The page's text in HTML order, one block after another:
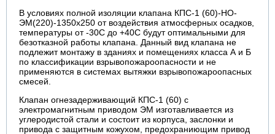
В условиях полной изоляции клапана КПС-1 (60)-НО-
ЭМ(220)-1350х250 от воздействия атмосферных осадков,
температуры от -30С до +40С будут оптимальными для
безотказной работы клапана. Данный вид клапана не
подлежит монтажу в зданиях и помещениях класса А и Б
по классификации взрывопожароопасности и не
применяются в системах вытяжки взрывопожароопасных
смесей.
Клапан огнезадерживающий КПС-1 (60) с
электромагнитным приводом ЭM изготавливается из
углеродистой стали и состоит из корпуса, заслонки и
привода с защитным кожухом, предохраниющим привод